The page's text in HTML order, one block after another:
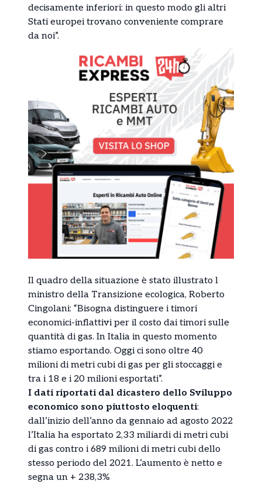
decisamente inferiori: in questo modo gli altri
Stati europei trovano conveniente comprare
da noi”.
Il quadro della situazione è stato illustrato l
ministro della Transizione ecologica, Roberto
Cingolani: “Bisogna distinguere i timori
economici-inflattivi per il costo dai timori sulle
quantità di gas. In Italia in questo momento
stiamo esportando. Oggi ci sono oltre 40
milioni di metri cubi di gas per gli stoccaggi e
tra i 18 e i 20 milioni esportati”.
I dati riportati dal dicastero dello Sviluppo
economico sono piuttosto eloquenti:
dall’inizio dell’anno da gennaio ad agosto 2022
l’Italia ha esportato 2,33 miliardi di metri cubi
di gas contro i 689 milioni di metri cubi dello
stesso periodo del 2021. L’aumento è netto e
segna un + 238,3%